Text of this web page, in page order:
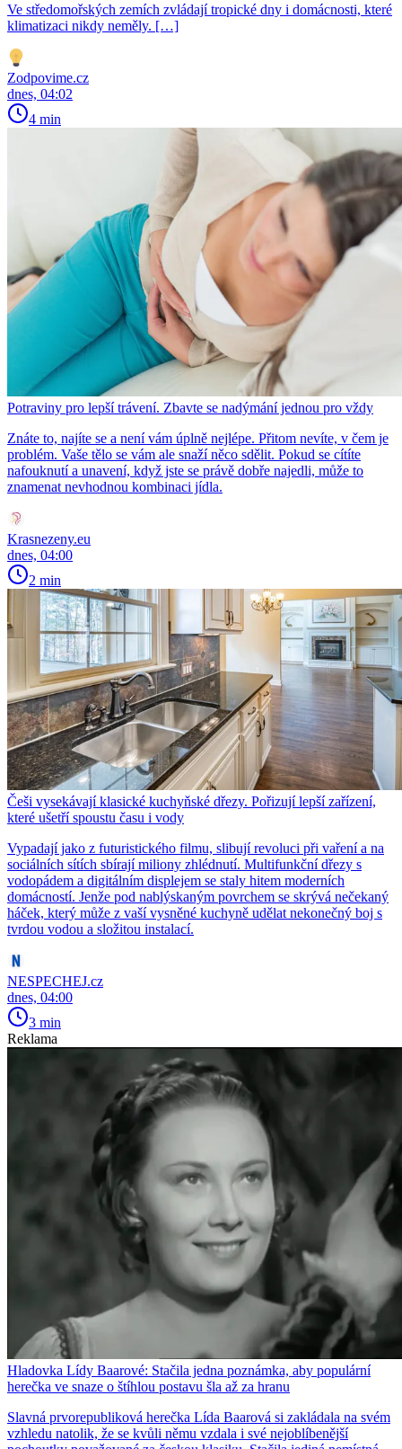
Ve středomořských zemích zvládají tropické dny i domácnosti, které
klimatizaci nikdy neměly. […]
Zodpovime.cz
dnes, 04:02
4 min
Potraviny pro lepší trávení. Zbavte se nadýmání jednou pro vždy
Znáte to, najíte se a není vám úplně nejlépe. Přitom nevíte, v čem je
problém. Vaše tělo se vám ale snaží něco sdělit. Pokud se cítíte
nafouknutí a unavení, když jste se právě dobře najedli, může to
znamenat nevhodnou kombinaci jídla.
Krasnezeny.eu
dnes, 04:00
2 min
Češi vysekávají klasické kuchyňské dřezy. Pořizují lepší zařízení,
které ušetří spoustu času i vody
Vypadají jako z futuristického filmu, slibují revoluci při vaření a na
sociálních sítích sbírají miliony zhlédnutí. Multifunkční dřezy s
vodopádem a digitálním displejem se staly hitem moderních
domácností. Jenže pod nablýskaným povrchem se skrývá nečekaný
háček, který může z vaší vysněné kuchyně udělat nekonečný boj s
tvrdou vodou a složitou instalací.
NESPECHEJ.cz
dnes, 04:00
3 min
Reklama
Hladovka Lídy Baarové: Stačila jedna poznámka, aby populární
herečka ve snaze o štíhlou postavu šla až za hranu
Slavná prvorepubliková herečka Lída Baarová si zakládala na svém
vzhledu natolik, že se kvůli němu vzdala i své nejoblíbenější